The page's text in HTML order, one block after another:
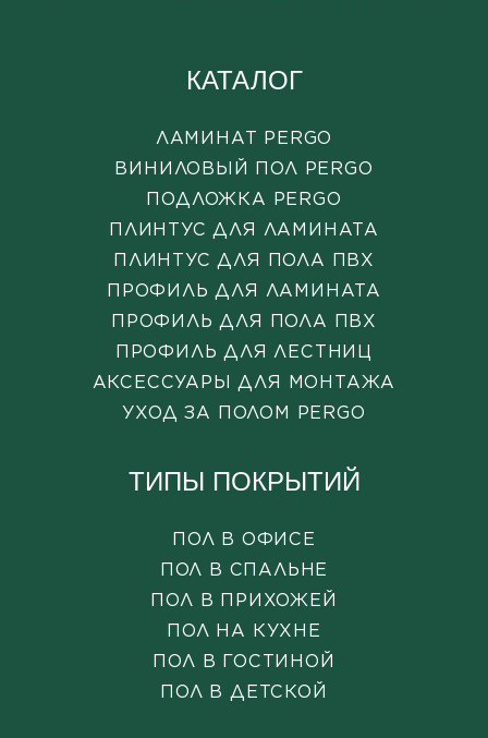
КАТАЛОГ
ЛАМИНАТ PERGO
ВИНИЛОВЫЙ ПОЛ PERGO
ПОДЛОЖКА PERGO
ПЛИНТУС ДЛЯ ЛАМИНАТА
ПЛИНТУС ДЛЯ ПОЛА ПВХ
ПРОФИЛЬ ДЛЯ ЛАМИНАТА
ПРОФИЛЬ ДЛЯ ПОЛА ПВХ
ПРОФИЛЬ ДЛЯ ЛЕСТНИЦ
АКСЕССУАРЫ ДЛЯ МОНТАЖА
УХОД ЗА ПОЛОМ PERGO
ТИПЫ ПОКРЫТИЙ
ПОЛ В ОФИСЕ
ПОЛ В СПАЛЬНЕ
ПОЛ В ПРИХОЖЕЙ
ПОЛ НА КУХНЕ
ПОЛ В ГОСТИНОЙ
ПОЛ В ДЕТСКОЙ